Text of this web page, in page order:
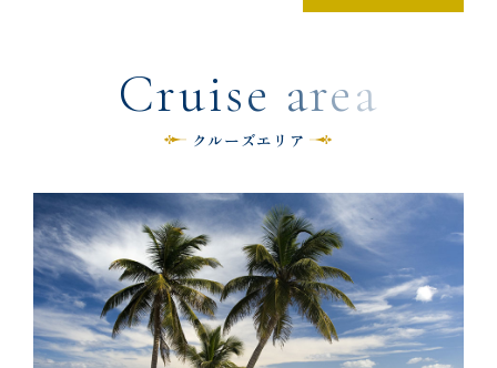
Cruise area
クルーズエリア